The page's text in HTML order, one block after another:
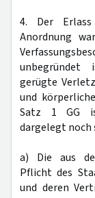
4. Der
Anordnung
unbegründet
gerügte
und
Satz 1 GG
dargelegt
a) Die aus
Pflicht des
und deren